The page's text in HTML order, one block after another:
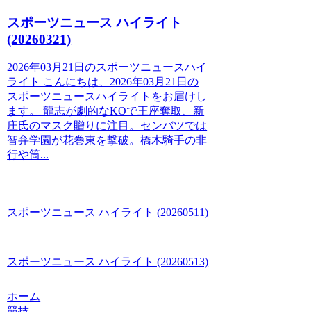
スポーツニュース ハイライト
(20260321)
2026年03月21日のスポーツニュースハイ
ライト こんにちは、2026年03月21日の
スポーツニュースハイライトをお届けし
ます。 龍志が劇的なKOで王座奪取、新
庄氏のマスク贈りに注目。センバツでは
智弁学園が花巻東を撃破。橋木騎手の非
行や筒...
スポーツニュース ハイライト (20260511)
スポーツニュース ハイライト (20260513)
ホーム